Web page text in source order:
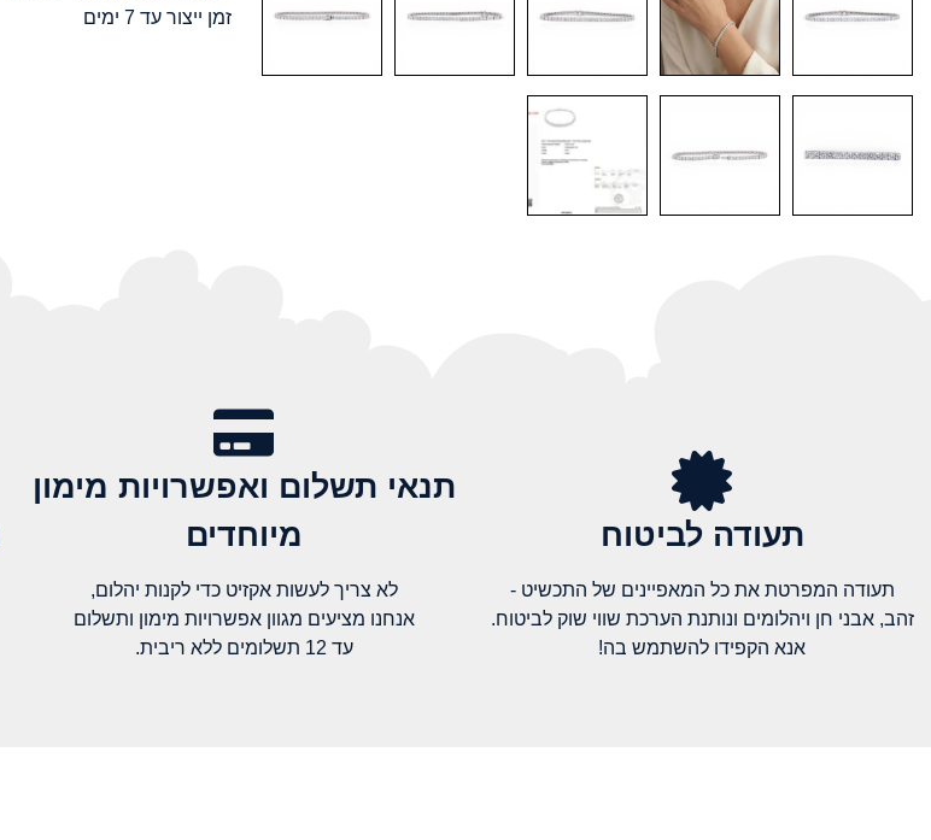
זמן ייצור עד 7 ימים
תעודה לביטוח
תעודה המפרטת את כל המאפיינים של התכשיט -
זהב, אבני חן ויהלומים ונותנת הערכת שווי שוק לביטוח.
אנא הקפידו להשתמש בה!
תנאי תשלום ואפשרויות מימון
מיוחדים
לא צריך לעשות אקזיט כדי לקנות יהלום,
אנחנו מציעים מגוון אפשרויות מימון ותשלום
עד 12 תשלומים ללא ריבית.